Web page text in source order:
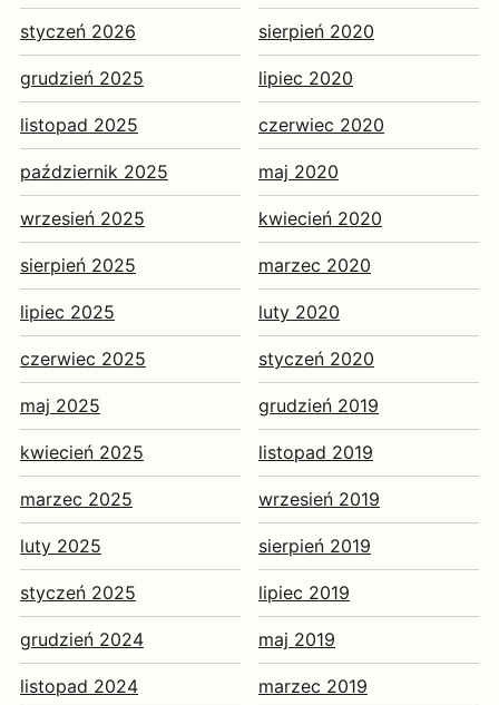
styczeń 2026
grudzień 2025
listopad 2025
październik 2025
wrzesień 2025
sierpień 2025
lipiec 2025
czerwiec 2025
maj 2025
kwiecień 2025
marzec 2025
luty 2025
styczeń 2025
grudzień 2024
listopad 2024
sierpień 2020
lipiec 2020
czerwiec 2020
maj 2020
kwiecień 2020
marzec 2020
luty 2020
styczeń 2020
grudzień 2019
listopad 2019
wrzesień 2019
sierpień 2019
lipiec 2019
maj 2019
marzec 2019